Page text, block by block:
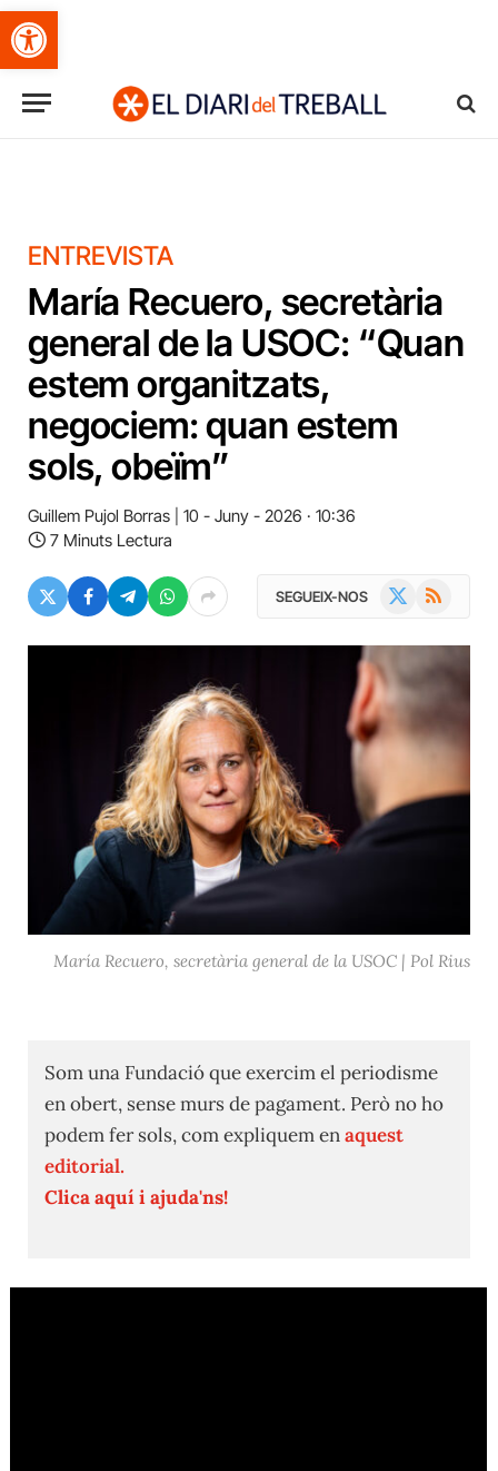
Obre la barra d'eines
ENTREVISTA
María Recuero, secretària
general de la USOC: “Quan
estem organitzats,
negociem: quan estem
sols, obeïm”
Guillem Pujol Borras
10 - Juny - 2026 · 10:36
7 Minuts Lectura
SEGUEIX-NOS RSS
María Recuero, secretària general de la USOC | Pol Rius
Som una Fundació que exercim el periodisme
en obert, sense murs de pagament. Però no ho
podem fer sols, com expliquem enaquest
editorial.
Clica aquí i ajuda'ns!